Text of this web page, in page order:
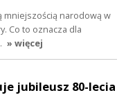
mniejszością narodową w
Co to oznacza dla
» więcej
jubileusz 80-lecia